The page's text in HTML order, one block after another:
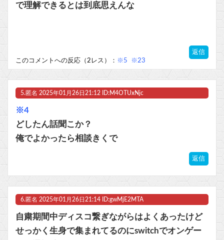
で理解できるとは到底思えんな
返信
このコメントへの反応（2レス）： ※5 ※23
5. 匿名 2025年01月26日21:12 ID:M4OTUxNjc
※4
どしたん話聞こか？
俺でよかったら相談きくで
返信
6. 匿名 2025年01月26日21:14 ID:gwMjE2MTA
自粛期間中ディスコ繋ぎながらはよくあったけど
せっかく生身で集まれてるのにswitchでオンゲー